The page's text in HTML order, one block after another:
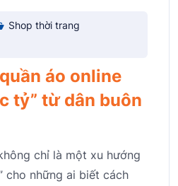
Shop thời trang
áo online
tỷ” từ dân buôn
chỉ là một xu hướng
cho những ai biết cách